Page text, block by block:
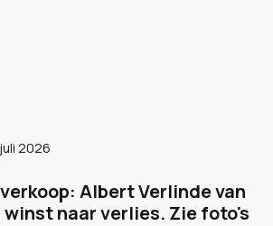
2026
Albert Verlinde van
winst naar verlies. Zie foto's